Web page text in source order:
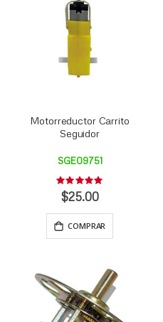
Motorreductor Carrito
Seguidor
SGE09751
Rating:
0%
$25.00
COMPRAR